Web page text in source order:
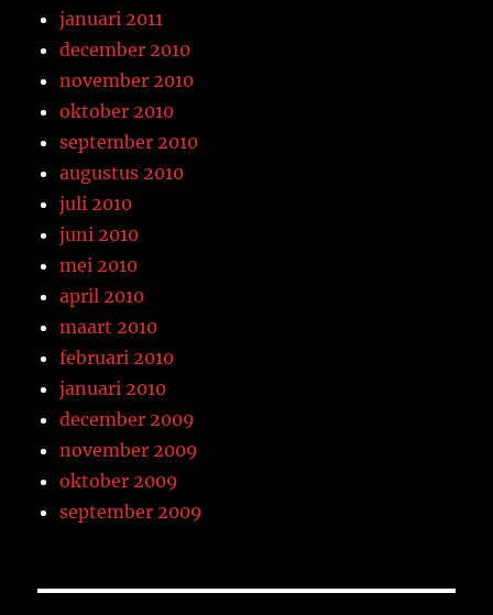
januari 2011
december 2010
november 2010
oktober 2010
september 2010
augustus 2010
juli 2010
juni 2010
mei 2010
april 2010
maart 2010
februari 2010
januari 2010
december 2009
november 2009
oktober 2009
september 2009